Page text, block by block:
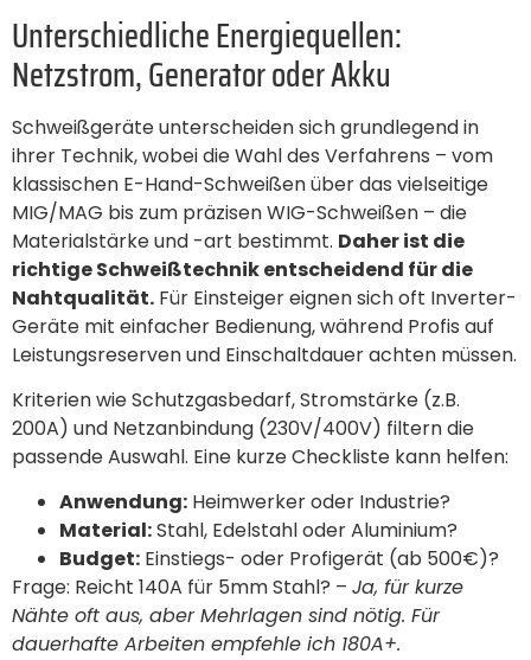
Unterschiedliche Energiequellen:
Netzstrom, Generator oder Akku
Schweißgeräte unterscheiden sich grundlegend in
ihrer Technik, wobei die Wahl des Verfahrens – vom
klassischen E-Hand-Schweißen über das vielseitige
MIG/MAG bis zum präzisen WIG-Schweißen – die
Materialstärke und -art bestimmt. Daher ist die
richtige Schweißtechnik entscheidend für die
Nahtqualität. Für Einsteiger eignen sich oft Inverter-
Geräte mit einfacher Bedienung, während Profis auf
Leistungsreserven und Einschaltdauer achten müssen.
Kriterien wie Schutzgasbedarf, Stromstärke (z.B.
200A) und Netzanbindung (230V/400V) filtern die
passende Auswahl. Eine kurze Checkliste kann helfen:
Anwendung: Heimwerker oder Industrie?
Material:Stahl, Edelstahl oder Aluminium?
Budget: Einstiegs- oder Profigerät (ab 500€)?
Frage: Reicht 140A für 5mm Stahl? – Ja, für kurze
Nähte oft aus, aber Mehrlagen sind nötig. Für
dauerhafte Arbeiten empfehle ich 180A+.